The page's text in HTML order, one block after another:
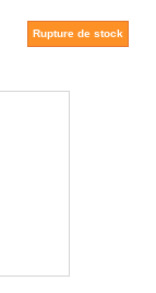
Rupture de stock